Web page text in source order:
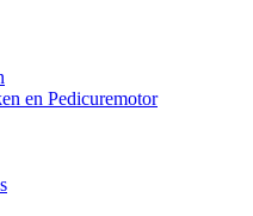
en Pedicuremotor